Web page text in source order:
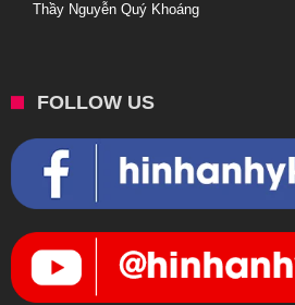
Thầy Nguyễn Quý Khoáng
FOLLOW US